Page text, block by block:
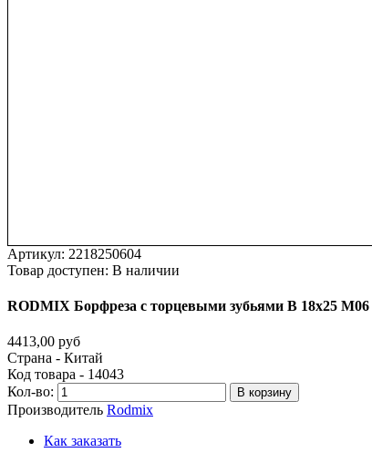
Артикул: 2218250604
Товар доступен: В наличии
RODMIX Борфреза с торцевыми зубьями B 18х25 M06
4413,00 руб
Страна - Китай
Код товара - 14043
Кол-во:
В корзину
Производитель Rodmix
Как заказать